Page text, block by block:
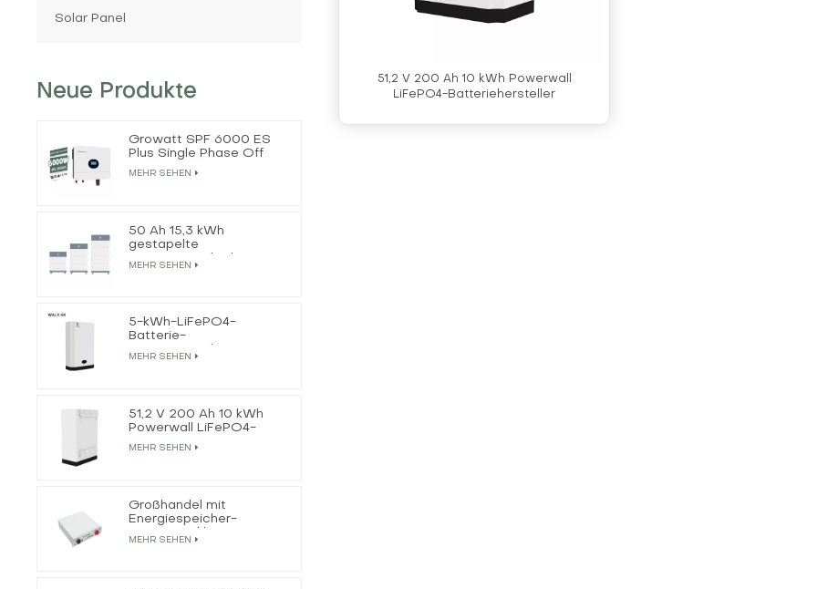
51,2 V 200 Ah 10 kWh Powerwall
LiFePO4-Batteriehersteller
Solar Panel
Neue Produkte
Growatt SPF 6000 ES
Plus Single Phase Off
Grid Solar Inverter
MEHR SEHEN
50 Ah 15,3 kWh
gestapelte
MEHR SEHEN
5-kWh-LiFePO4-
Batterie-
MEHR SEHEN
51,2 V 200 Ah 10 kWh
Powerwall LiFePO4-
Batteriehersteller
MEHR SEHEN
Großhandel mit
Energiespeicher-
MEHR SEHEN